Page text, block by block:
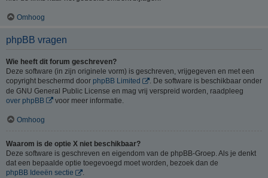
Omhoog
phpBB vragen
Wie heeft dit forum geschreven?
Deze software (in zijn originele vorm) is geschreven, vrijgegeven en met een
copyright beschermd door phpBB Limited
. De software is beschikbaar onder
de GNU General Public License en mag vrij verspreid worden, raadpleeg
over phpBB
voor meer informatie.
Omhoog
Waarom is de optie X niet beschikbaar?
Deze software is geschreven en eigendom van de phpBB-Groep. Als je denkt
dat een bepaalde optie toegevoegd moet worden, bezoek dan de
phpBB Ideeën sectie
.